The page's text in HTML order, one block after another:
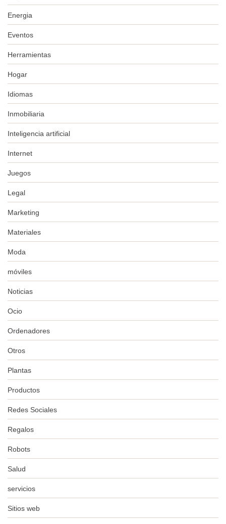
Energia
Eventos
Herramientas
Hogar
Idiomas
Inmobiliaria
Inteligencia artificial
Internet
Juegos
Legal
Marketing
Materiales
Moda
móviles
Noticias
Ocio
Ordenadores
Otros
Plantas
Productos
Redes Sociales
Regalos
Robots
Salud
servicios
Sitios web